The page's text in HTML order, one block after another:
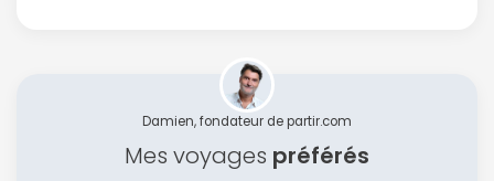
Damien, fondateur de partir.com
Mes voyages préférés